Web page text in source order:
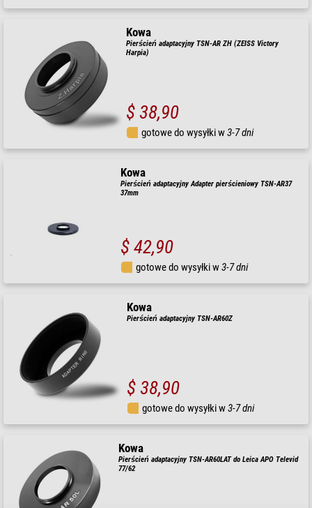
Kowa
Pierścień adaptacyjny TSN-AR ZH (ZEISS Victory
Harpia)
$ 38,90
gotowe do wysyłki w3-7 dni
Kowa
Pierścień adaptacyjny Adapter pierścieniowy TSN-AR37
37mm
$ 42,90
gotowe do wysyłki w3-7 dni
Kowa
Pierścień adaptacyjny TSN-AR60Z
$ 38,90
gotowe do wysyłki w3-7 dni
Kowa
Pierścień adaptacyjny TSN-AR60LAT do Leica APO Televid
77/62